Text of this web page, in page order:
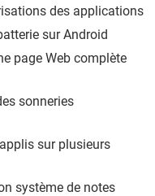
des applications
sur Android
page Web complète
sonneries
sur plusieurs
système de notes